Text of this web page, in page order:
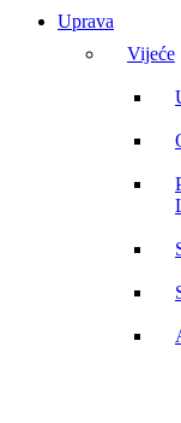
Uprava
Vijeće